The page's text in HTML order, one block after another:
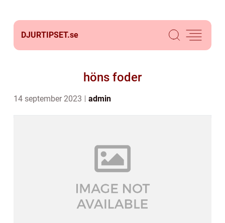
DJURTIPSET.se
höns foder
14 september 2023 admin